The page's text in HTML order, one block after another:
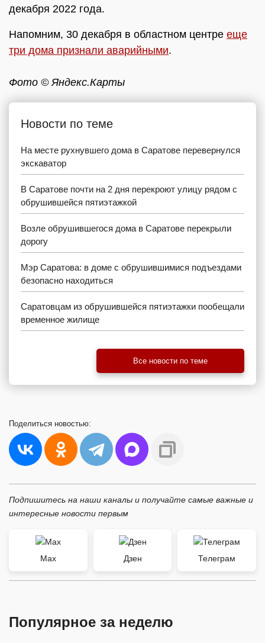
декабря 2022 года.
Напомним, 30 декабря в областном центре еще
три дома признали аварийными.
Фото © Яндекс.Карты
Новости по теме
На месте рухнувшего дома в Саратове перевернулся
экскаватор
В Саратове почти на 2 дня перекроют улицу рядом с
обрушившейся пятиэтажкой
Возле обрушившегося дома в Саратове перекрыли
дорогу
Мэр Саратова: в доме с обрушившимися подъездами
безопасно находиться
Саратовцам из обрушившейся пятиэтажки пообещали
временное жилище
Все новости по теме
Поделиться новостью:
Подпишитесь на наши каналы и получайте самые важные и
интересные новости первым
Max Дзен Телеграм
Популярное за неделю